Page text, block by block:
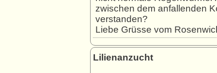
zwischen dem anfallenden
verstanden?
Liebe Grüsse vom
Lilienanzucht